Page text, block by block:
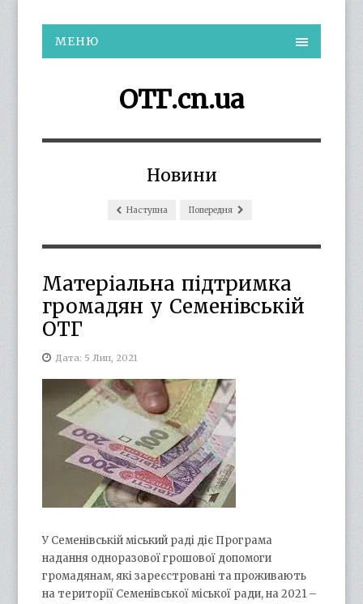
МЕНЮ
ОТГ.cn.ua
Новини
Наступна Попередня
Матеріальна підтримка
громадян у Семенівській
ОТГ
Дата: 5 Лип, 2021
У Семенівській міський раді діє Програма
надання одноразової грошової допомоги
громадянам, які зареєстровані та проживають
на території Семенівської міської ради, на 2021 –